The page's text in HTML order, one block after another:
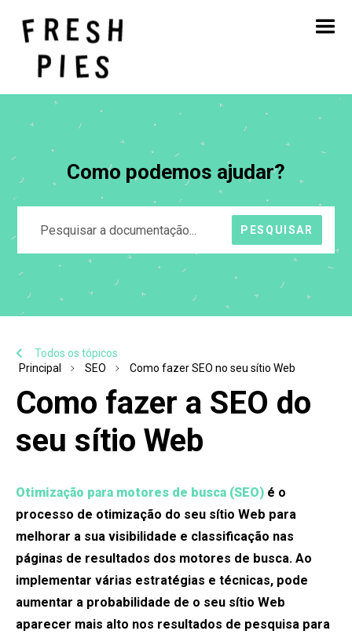
Início
Sobre
O nosso trabalho
Como podemos ajudar?
PESQUISAR
Todos os tópicos
Principal
SEO Como fazer SEO no seu sítio Web
Como fazer a SEO do
seu sítio Web
Otimização para motores de busca (SEO) é o
processo de otimização do seu sítio Web para
melhorar a sua visibilidade e classificação nas
páginas de resultados dos motores de busca. Ao
implementar várias estratégias e técnicas, pode
aumentar a probabilidade de o seu sítio Web
aparecer mais alto nos resultados de pesquisa para